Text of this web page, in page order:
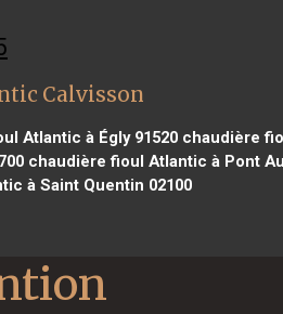
Calvisson
Atlantic à Égly 91520chaudière
chaudière fioul Atlantic à Pont
à Saint Quentin 02100